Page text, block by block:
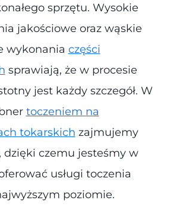
sprzętu. Wysokie
jakościowe oraz wąskie
wykonania części
sprawiają, że w procesie
jest każdy szczegół. W
toczeniem na
tokarskich zajmujemy
dzięki czemu jesteśmy w
usługi toczenia
poziomie.